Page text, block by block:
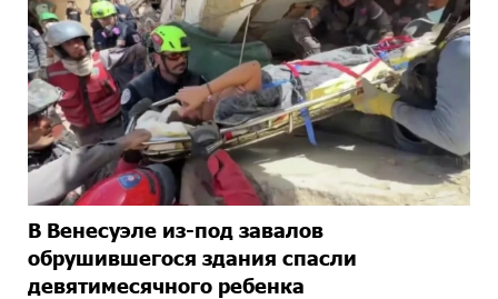
В Венесуэле из-под завалов
обрушившегося здания спасли
девятимесячного ребенка